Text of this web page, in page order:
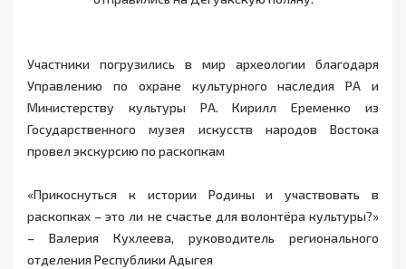
Участники погрузились в мир археологии благодаря
Управлению по охране культурного наследия РА и
Министерству культуры РА. Кирилл Еременко из
Государственного музея искусств народов Востока
провел экскурсию по раскопкам
«Прикоснуться к истории Родины и участвовать в
раскопках – это ли не счастье для волонтёра культуры?»
– Валерия Кухлеева, руководитель регионального
отделения Республики Адыгея